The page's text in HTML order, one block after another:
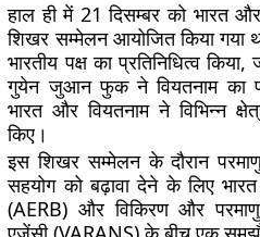
हाल ही में 21 दिसम्बर को भारत
शिखर सम्मेलन आयोजित किया गया
भारतीय पक्ष का प्रतिनिधित्व
गुयेन जुआन फुक ने वियतनाम का
भारत और वियतनाम ने विभिन्न
किए।
इस शिखर सम्मेलन के दौरान
सहयोग को बढ़ावा देने के लिए
(AERB) और विकिरण और